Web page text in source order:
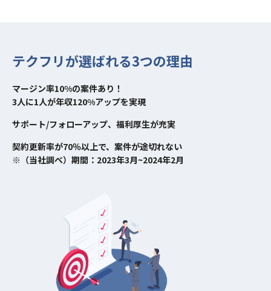
テクフリが選ばれる3つの理由
マージン率10%の案件あり！
3人に1人が年収120%アップを実現
サポート/フォローアップ、福利厚生が充実
契約更新率が70％以上で、案件が途切れない
※（当社調べ）期間：2023年3月~2024年2月